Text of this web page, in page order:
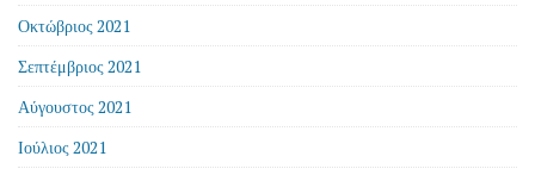
Οκτώβριος 2021
Σεπτέμβριος 2021
Αύγουστος 2021
Ιούλιος 2021